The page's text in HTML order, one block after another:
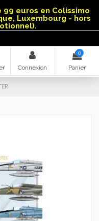
euros en Colissimo
Luxembourg - hors
Connexion
0
Panier